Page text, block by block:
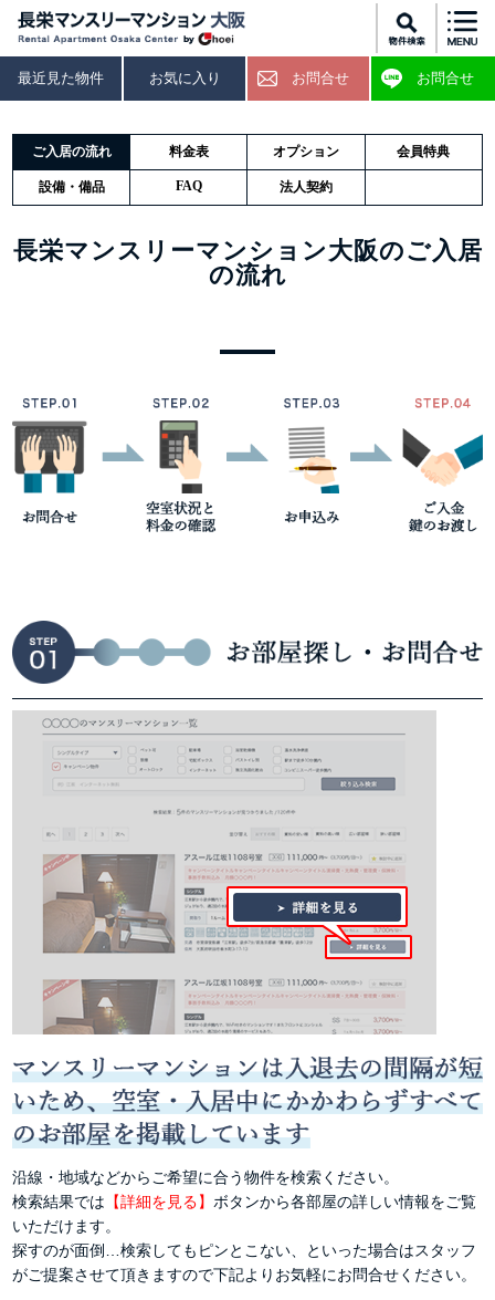
最近見た物件 お気に入り お問合せ お問合せ
ご入居の流れ 料金表 オプション 会員特典
設備・備品 FAQ 法人契約
長栄マンスリーマンション大阪のご入居
の流れ
沿線・地域などからご希望に合う物件を検索ください。
検索結果では 【詳細を見る】 ボタンから各部屋の詳しい情報をご覧
いただけます。
探すのが面倒…検索してもピンとこない、といった場合はスタッフ
がご提案させて頂きますので下記よりお気軽にお問合せください。